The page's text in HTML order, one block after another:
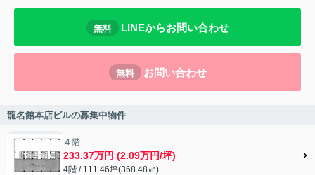
無料 LINEからお問い合わせ
無料 お問い合わせ
龍名館本店ビルの募集中物件
４階
233.37万円 (2.09万円/坪)
4階 / 111.46坪(368.48㎡)